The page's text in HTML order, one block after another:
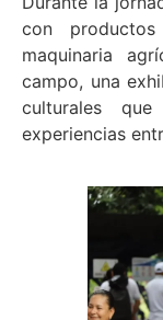
con
maquinaria
campo, una
culturales
experiencias